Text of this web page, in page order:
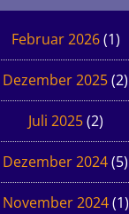
Februar 2026(1)
Dezember 2025(2)
Juli 2025(2)
Dezember 2024(5)
November 2024(1)